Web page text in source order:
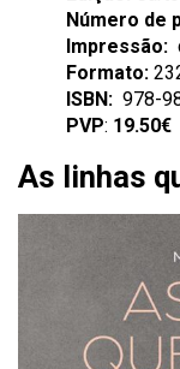
Número de
Impressão:
Formato:
ISBN: 978-
PVP: 19.50€
As linhas